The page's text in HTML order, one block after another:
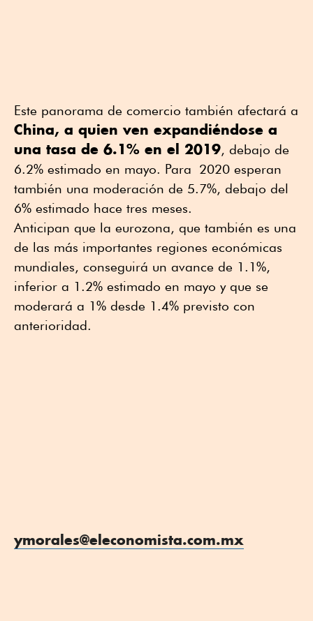
Este panorama de comercio también afectará a
China, a quien ven expandiéndose a
una tasa de 6.1% en el 2019, debajo de
6.2% estimado en mayo. Para 2020 esperan
también una moderación de 5.7%, debajo del
6% estimado hace tres meses.
Anticipan que la eurozona, que también es una
de las más importantes regiones económicas
mundiales, conseguirá un avance de 1.1%,
inferior a 1.2% estimado en mayo y que se
moderará a 1% desde 1.4% previsto con
anterioridad.
ymorales@eleconomista.com.mx